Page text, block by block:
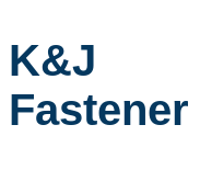
K&J
Fastener